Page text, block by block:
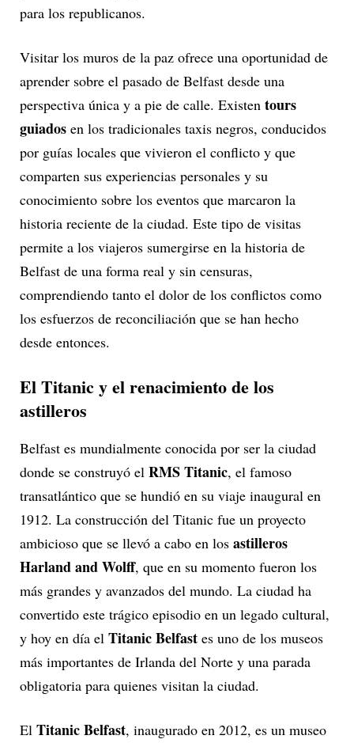
para los republicanos.
Visitar los muros de la paz ofrece una oportunidad de
aprender sobre el pasado de Belfast desde una
perspectiva única y a pie de calle. Existen tours
guiados en los tradicionales taxis negros, conducidos
por guías locales que vivieron el conflicto y que
comparten sus experiencias personales y su
conocimiento sobre los eventos que marcaron la
historia reciente de la ciudad. Este tipo de visitas
permite a los viajeros sumergirse en la historia de
Belfast de una forma real y sin censuras,
comprendiendo tanto el dolor de los conflictos como
los esfuerzos de reconciliación que se han hecho
desde entonces.
El Titanic y el renacimiento de los
astilleros
Belfast es mundialmente conocida por ser la ciudad
donde se construyó el RMS Titanic, el famoso
transatlántico que se hundió en su viaje inaugural en
1912. La construcción del Titanic fue un proyecto
ambicioso que se llevó a cabo en los astilleros
Harland and Wolff, que en su momento fueron los
más grandes y avanzados del mundo. La ciudad ha
convertido este trágico episodio en un legado cultural,
y hoy en día el Titanic Belfast es uno de los museos
más importantes de Irlanda del Norte y una parada
obligatoria para quienes visitan la ciudad.
El Titanic Belfast, inaugurado en 2012, es un museo